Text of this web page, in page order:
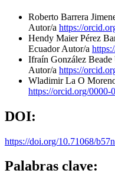
Roberto Barrera
Autor/a https://
Hendy Maier Pérez
EcuadorAutor/a
Ifraín González Beade
Autor/a https://
Wladimir La O
https://orcid.org/0000-
DOI:
https://doi.org/10.71068/
Palabras clave: